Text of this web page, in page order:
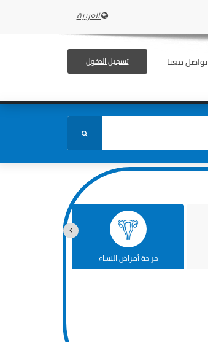
العربية
تواصل معنا تسجيل الدخول
جراحة أمراض النساء